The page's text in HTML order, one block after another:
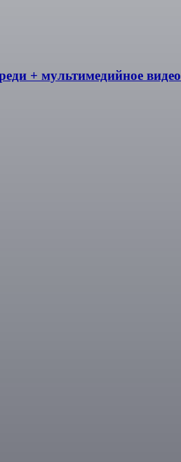
+ мультимедийное видео